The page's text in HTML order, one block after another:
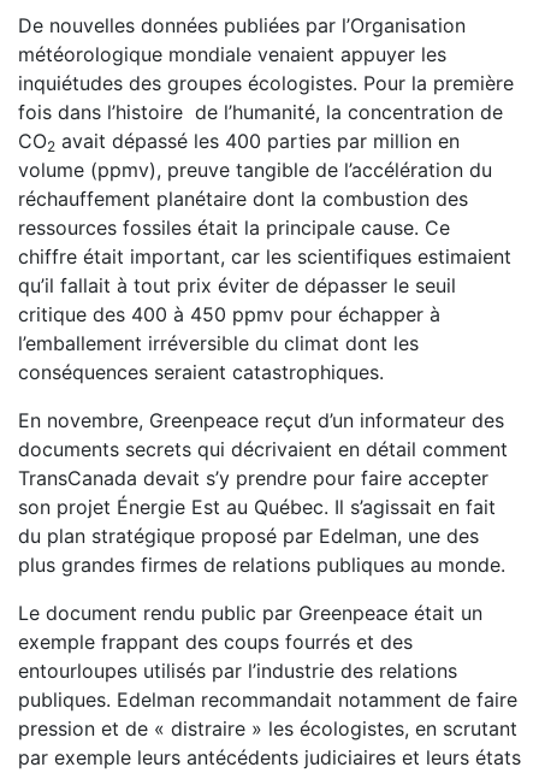
De nouvelles données publiées par l’Organisation
météorologique mondiale venaient appuyer les
inquiétudes des groupes écologistes. Pour la première
fois dans l’histoire de l’humanité, la concentration de
CO2 avait dépassé les 400 parties par million en
volume (ppmv), preuve tangible de l’accélération du
réchauffement planétaire dont la combustion des
ressources fossiles était la principale cause. Ce
chiffre était important, car les scientifiques estimaient
qu’il fallait à tout prix éviter de dépasser le seuil
critique des 400 à 450 ppmv pour échapper à
l’emballement irréversible du climat dont les
conséquences seraient catastrophiques.
En novembre, Greenpeace reçut d’un informateur des
documents secrets qui décrivaient en détail comment
TransCanada devait s’y prendre pour faire accepter
son projet Énergie Est au Québec. Il s’agissait en fait
du plan stratégique proposé par Edelman, une des
plus grandes firmes de relations publiques au monde.
Le document rendu public par Greenpeace était un
exemple frappant des coups fourrés et des
entourloupes utilisés par l’industrie des relations
publiques. Edelman recommandait notamment de faire
pression et de « distraire » les écologistes, en scrutant
par exemple leurs antécédents judiciaires et leurs états